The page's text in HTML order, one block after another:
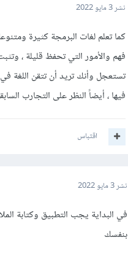
نشر3 مايو 2022
كما تعلم لغات البرمجة كثيرة
فهم والأمور التي تحفظ قليلة ،
تستعجل وأنك تريد أن تتقن اللغة
فيها ، أيضاً النظر على التجارب
اقتباس
نشر3 مايو 2022
في البداية يجب التطبيق وكتابة
بنفسك